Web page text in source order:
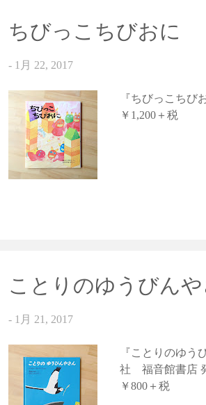
ちびっこちびおに
- 1月 22, 2017
『ちびっこち
￥1,200＋税
ことりのゆうびん
- 1月 21, 2017
『ことりのゆ
社 福音館書店
￥800＋税